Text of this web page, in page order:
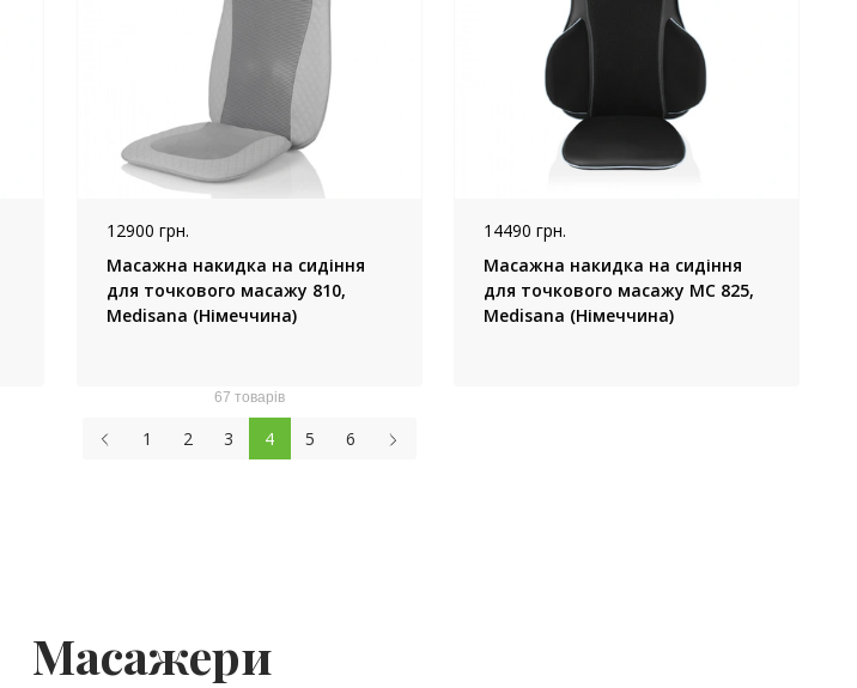
12900 грн.
Масажна накидка на сидіння
для точкового масажу 810,
Medisana (Німеччина)
14490 грн.
Масажна накидка на сидіння
для точкового масажу MC 825,
Medisana (Німеччина)
67 товарів
1 2 3 4 5 6
Масажери